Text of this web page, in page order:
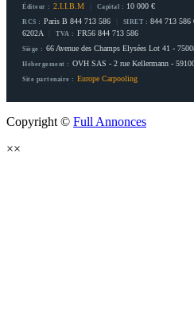
Éditeur : 2.I.I.B.M Capital : 10 000 €
RCS : Paris B 844 713 586 SIRET : 844 713 586
6202A TVA : FR56 844 713 586
Siège : 66 Avenue des Champs Elysées Lot 41 -
Hébergement : OVH SAS - 2 rue Kellermann -
Site partenaire : Europe Carpooling
Copyright © Full Annonces
××